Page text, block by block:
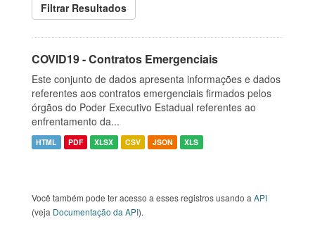
Filtrar Resultados
COVID19 - Contratos Emergenciais
Este conjunto de dados apresenta informações e dados
referentes aos contratos emergenciais firmados pelos
órgãos do Poder Executivo Estadual referentes ao
enfrentamento da...
HTML PDF XLSX CSV JSON XLS
Você também pode ter acesso a esses registros usando a API
(veja Documentação da API).